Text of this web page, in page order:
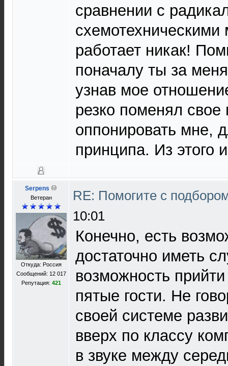
сравнении с
работает никак!
поначалу ты за
узнав мое
резко поменял
оппонировать мне,
принципа. Из этого
Serpens
Ветеран
Откуда: Россия
Сообщений: 12 017
Репутация: 421
RE: Помогите с
10:01
Конечно, есть
достаточно иметь
возможность
пятые гости. Не
своей системе
вверх по классу
в звуке между